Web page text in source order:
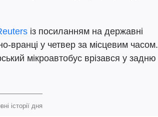
із посиланням на державні
вранці у четвер за місцевим часом.
мікроавтобус врізався у задню
історії дня